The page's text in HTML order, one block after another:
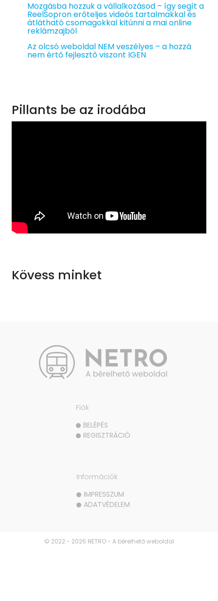
Mozgásba hozzuk a vállalkozásod – így segít a
ReelSopron erőteljes videós tartalmakkal és
átlátható csomagokkal kitűnni a mai online
reklámzajból
Az olcsó weboldal NEM veszélyes – a hozzá
nem értő fejlesztő viszont IGEN
Pillants be az irodába
Kövess minket
Információk
IMPRESSZUM
ADATVÉDELEM
Fiók
BELÉPÉS
REGISZTRÁCIÓ
© 2022 - 2026 NETRO - A bérelhető weboldal